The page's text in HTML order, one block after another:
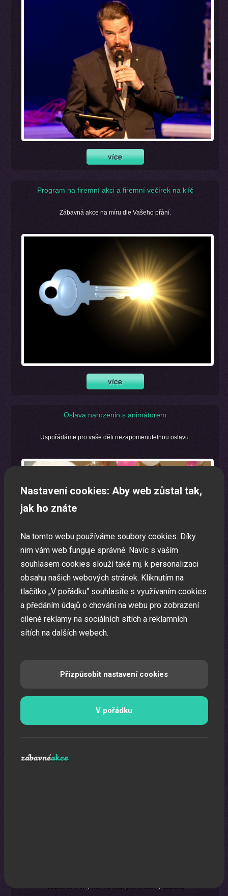
Program na firemní akci a firemní večírek na klíč
Zábavná akce na míru dle Vašeho přání.
Oslava narozenin s animátorem
Uspořádáme pro vaše děti nezapomenutelnou oslavu.
Nastavení cookies: Aby web zůstal tak,
jak ho znáte
Na tomto webu používáme soubory cookies. Díky
nim vám web funguje správně. Navíc s vaším
souhlasem cookies slouží také mj. k personalizaci
obsahu našich webových stránek. Kliknutím na
tlačítko „V pořádku“ souhlasíte s využívaním cookies
a předáním údajů o chování na webu pro zobrazení
cílené reklamy na sociálních sítích a reklamních
sítích na dalších webech.
Přizpůsobit nastavení cookies
V pořádku